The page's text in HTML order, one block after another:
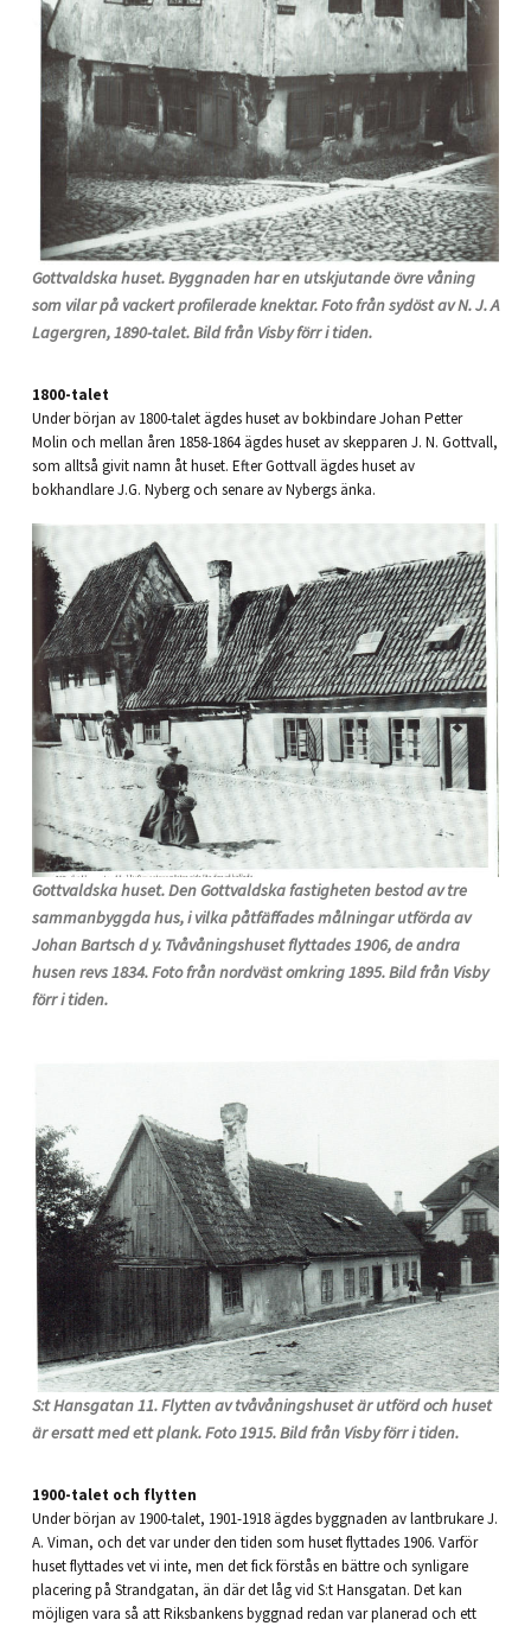
Gottvaldska huset. Byggnaden har en utskjutande övre våning
som vilar på vackert profilerade knektar. Foto från sydöst av N. J. A
Lagergren, 1890-talet. Bild från Visby förr i tiden.
1800-talet
Under början av 1800-talet ägdes huset av bokbindare Johan Petter
Molin och mellan åren 1858-1864 ägdes huset av skepparen J. N. Gottvall,
som alltså givit namn åt huset. Efter Gottvall ägdes huset av
bokhandlare J.G. Nyberg och senare av Nybergs änka.
Gottvaldska huset. Den Gottvaldska fastigheten bestod av tre
sammanbyggda hus, i vilka påtfäffades målningar utförda av
Johan Bartsch d y. Tvåvåningshuset flyttades 1906, de andra
husen revs 1834. Foto från nordväst omkring 1895. Bild från Visby
förr i tiden.
S:t Hansgatan 11. Flytten av tvåvåningshuset är utförd och huset
är ersatt med ett plank. Foto 1915. Bild från Visby förr i tiden.
1900-talet och flytten
Under början av 1900-talet, 1901-1918 ägdes byggnaden av lantbrukare J.
A. Viman, och det var under den tiden som huset flyttades 1906. Varför
huset flyttades vet vi inte, men det fick förstås en bättre och synligare
placering på Strandgatan, än där det låg vid S:t Hansgatan. Det kan
möjligen vara så att Riksbankens byggnad redan var planerad och ett